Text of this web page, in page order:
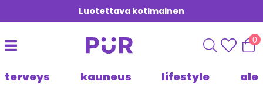
Luotettava kotimainen
0
terveys kauneus lifestyle ale